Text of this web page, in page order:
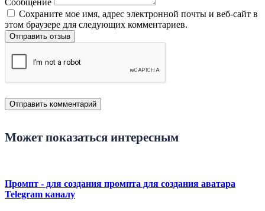
Сообщение
Сохраните мое имя, адрес электронной почты и веб-сайт в
этом браузере для следующих комментариев.
Отправить отзыв
Может показаться интересным
Промпт - для создания промпта для создания аватара
Telegram каналу